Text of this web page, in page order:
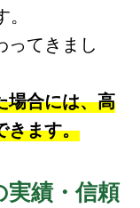
ってきまし
場合には、高
きます。
績・信頼